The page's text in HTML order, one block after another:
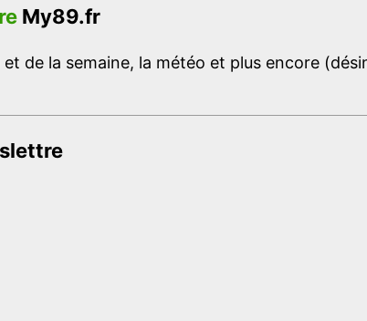
My89.fr
de la semaine, la météo et plus encore